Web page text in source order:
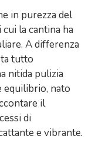
in purezza del
la cantina ha
A differenza
tutto
nitida pulizia
equilibrio, nato
il
di
e vibrante.